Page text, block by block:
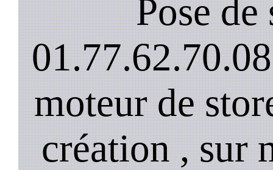
Pose de
moteur de
création , sur